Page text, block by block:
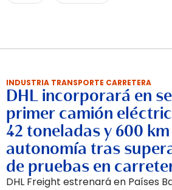
INDUSTRIA TRANSPORTE CARRETERA
DHL incorporará en
primer camión
42 toneladas y 600
autonomía tras
de pruebas en
DHL Freight estrenará en Países